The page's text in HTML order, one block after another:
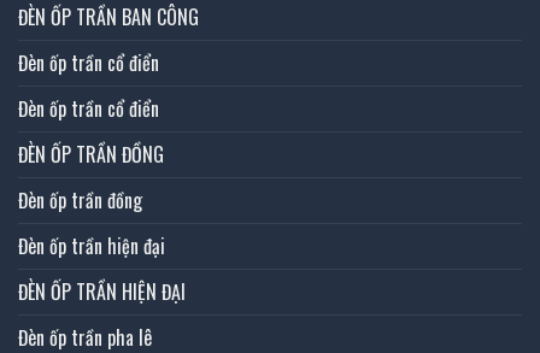
ĐÈN ỐP TRẦN BAN CÔNG
Đèn ốp trần cổ điển
Đèn ốp trần cổ điển
ĐÈN ỐP TRẦN ĐỒNG
Đèn ốp trần đồng
Đèn ốp trần hiện đại
ĐÈN ỐP TRẦN HIỆN ĐẠI
Đèn ốp trần pha lê